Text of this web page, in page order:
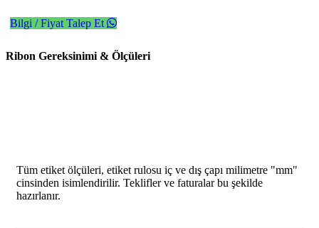
Bilgi / Fiyat Talep Et
Ribon Gereksinimi & Ölçüleri
Tüm etiket ölçüleri, etiket rulosu iç ve dış çapı milimetre "mm"
cinsinden isimlendirilir. Teklifler ve faturalar bu şekilde
hazırlanır.